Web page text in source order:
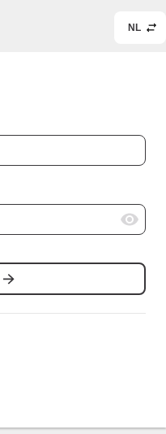
NL